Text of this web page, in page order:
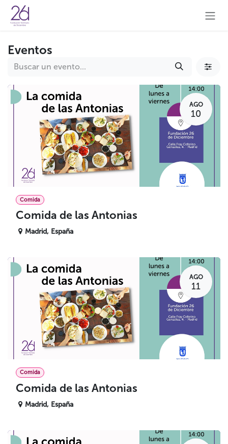
Ir al contenido
Eventos
AGO
10
Comida
Comida de las Antonias
Madrid, España
AGO
11
Comida
Comida de las Antonias
Madrid, España